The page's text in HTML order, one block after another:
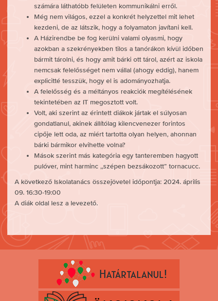
számára láthatóbb felületen kommunikálni erről.
Még nem világos, ezzel a konkrét helyzettel mit lehet
kezdeni, de az látszik, hogy a folyamaton javítani kell.
A Házirendbe be fog kerülni valami olyasmi, hogy
azokban a szekrényekben tilos a tanórákon kívül időben
bármit tárolni, és hogy amit bárki ott tárol, azért az iskola
nemcsak felelősséget nem vállal (ahogy eddig), hanem
explicitté tesszük, hogy el is adományozhatja.
A felelősség és a méltányos reakciók megítélésének
tekintetében az IT megosztott volt.
Volt, aki szerint az érintett diákok jártak el súlyosan
gondatlanul, akinek állítólag kilencvenezer forintos
cipője lett oda, az miért tartotta olyan helyen, ahonnan
bárki bármikor elvihette volna?
Mások szerint más kategória egy tanteremben hagyott
pulóver, mint harminc ,,szépen bezsákozott” tornacucc.
A következő Iskolatanács összejövetel időpontja: 2024. április
09. 16:30-19:00
A diák oldal lesz a levezető.